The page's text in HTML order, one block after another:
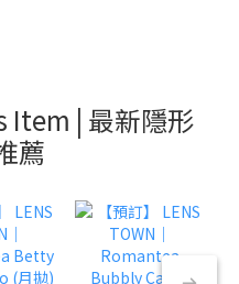
Item | 最新隱形
薦